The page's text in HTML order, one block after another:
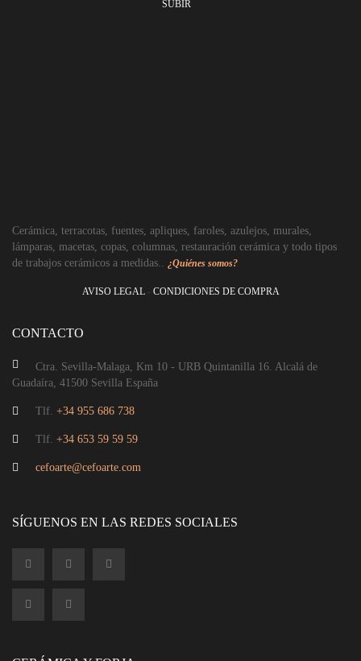
Cerámica, terracotas, fuentes, apliques, faroles, azulejos, murales,
lámparas, macetas, copas, columnas, restauración cerámica y todo tipos
de trabajos cerámicos a medidas.. ¿Quiénes somos?
AVISO LEGAL- CONDICIONES DE COMPRA
CONTACTO
Ctra. Sevilla-Malaga, Km 10 - URB Quintanilla 16. Alcalá de
Guadaíra, 41500 Sevilla España
Tlf. +34 955 686 738
Tlf. +34 653 59 59 59
cefoarte@cefoarte.com
SÍGUENOS EN LAS REDES SOCIALES
SUBIR